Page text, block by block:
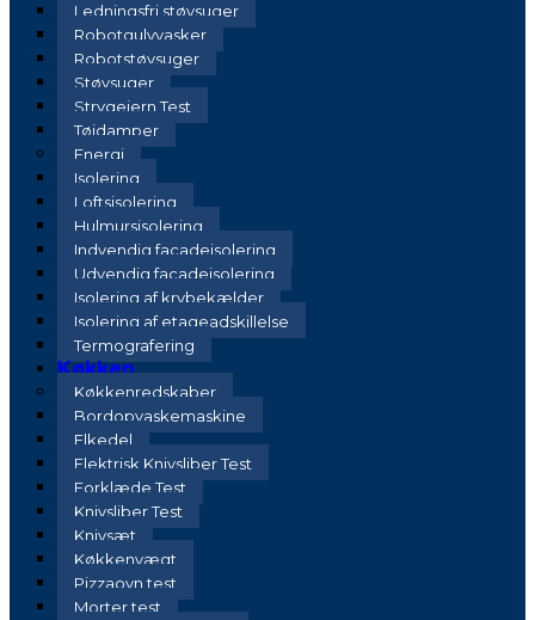
Ledningsfri støvsuger
Robotgulvvasker
Robotstøvsuger
Støvsuger
Strygejern Test
Tøjdamper
Energi
Isolering
Loftsisolering
Hulmursisolering
Indvendig facadeisolering
Udvendig facadeisolering
Isolering af krybekælder
Isolering af etageadskillelse
Termografering
Køkken
Køkkenredskaber
Bordopvaskemaskine
Elkedel
Elektrisk Knivsliber Test
Forklæde Test
Knivsliber Test
Knivsæt
Køkkenvægt
Pizzaovn test
Morter test